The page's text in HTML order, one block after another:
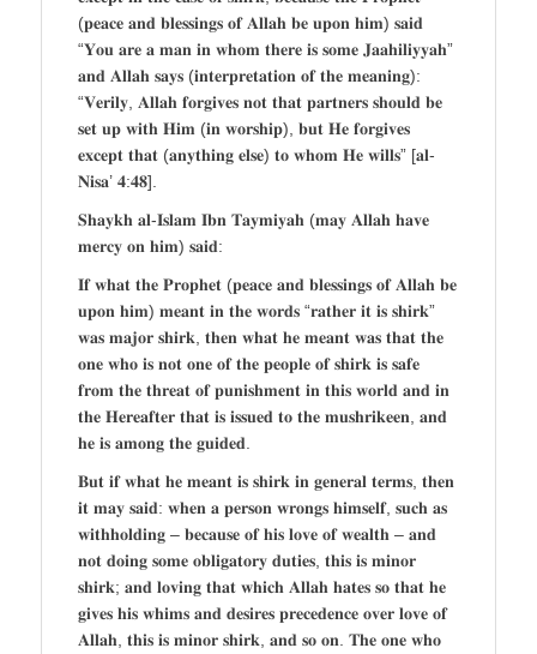
(𝐩𝐞𝐚𝐜𝐞 𝐚𝐧𝐝 𝐛𝐥𝐞𝐬𝐬𝐢𝐧𝐠𝐬 𝐨𝐟 𝐀𝐥𝐥𝐚𝐡 𝐛𝐞 𝐮𝐩𝐨𝐧 𝐡𝐢𝐦) 𝐬𝐚𝐢𝐝
“𝐘𝐨𝐮 𝐚𝐫𝐞 𝐚 𝐦𝐚𝐧 𝐢𝐧 𝐰𝐡𝐨𝐦 𝐭𝐡𝐞𝐫𝐞 𝐢𝐬 𝐬𝐨𝐦𝐞 𝐉𝐚𝐚𝐡𝐢𝐥𝐢𝐲𝐲𝐚𝐡”
𝐚𝐧𝐝 𝐀𝐥𝐥𝐚𝐡 𝐬𝐚𝐲𝐬 (𝐢𝐧𝐭𝐞𝐫𝐩𝐫𝐞𝐭𝐚𝐭𝐢𝐨𝐧 𝐨𝐟 𝐭𝐡𝐞 𝐦𝐞𝐚𝐧𝐢𝐧𝐠):
“𝐕𝐞𝐫𝐢𝐥𝐲, 𝐀𝐥𝐥𝐚𝐡 𝐟𝐨𝐫𝐠𝐢𝐯𝐞𝐬 𝐧𝐨𝐭 𝐭𝐡𝐚𝐭 𝐩𝐚𝐫𝐭𝐧𝐞𝐫𝐬 𝐬𝐡𝐨𝐮𝐥𝐝 𝐛𝐞
𝐬𝐞𝐭 𝐮𝐩 𝐰𝐢𝐭𝐡 𝐇𝐢𝐦 (𝐢𝐧 𝐰𝐨𝐫𝐬𝐡𝐢𝐩), 𝐛𝐮𝐭 𝐇𝐞 𝐟𝐨𝐫𝐠𝐢𝐯𝐞𝐬
𝐞𝐱𝐜𝐞𝐩𝐭 𝐭𝐡𝐚𝐭 (𝐚𝐧𝐲𝐭𝐡𝐢𝐧𝐠 𝐞𝐥𝐬𝐞) 𝐭𝐨 𝐰𝐡𝐨𝐦 𝐇𝐞 𝐰𝐢𝐥𝐥𝐬” [𝐚𝐥-
𝐍𝐢𝐬𝐚’ 𝟒:𝟒𝟖].
𝐒𝐡𝐚𝐲𝐤𝐡 𝐚𝐥-𝐈𝐬𝐥𝐚𝐦 𝐈𝐛𝐧 𝐓𝐚𝐲𝐦𝐢𝐲𝐚𝐡 (𝐦𝐚𝐲 𝐀𝐥𝐥𝐚𝐡 𝐡𝐚𝐯𝐞
𝐦𝐞𝐫𝐜𝐲 𝐨𝐧 𝐡𝐢𝐦) 𝐬𝐚𝐢𝐝:
𝐈𝐟 𝐰𝐡𝐚𝐭 𝐭𝐡𝐞 𝐏𝐫𝐨𝐩𝐡𝐞𝐭 (𝐩𝐞𝐚𝐜𝐞 𝐚𝐧𝐝 𝐛𝐥𝐞𝐬𝐬𝐢𝐧𝐠𝐬 𝐨𝐟 𝐀𝐥𝐥𝐚𝐡 𝐛𝐞
𝐮𝐩𝐨𝐧 𝐡𝐢𝐦) 𝐦𝐞𝐚𝐧𝐭 𝐢𝐧 𝐭𝐡𝐞 𝐰𝐨𝐫𝐝𝐬 “𝐫𝐚𝐭𝐡𝐞𝐫 𝐢𝐭 𝐢𝐬 𝐬𝐡𝐢𝐫𝐤”
𝐰𝐚𝐬 𝐦𝐚𝐣𝐨𝐫 𝐬𝐡𝐢𝐫𝐤, 𝐭𝐡𝐞𝐧 𝐰𝐡𝐚𝐭 𝐡𝐞 𝐦𝐞𝐚𝐧𝐭 𝐰𝐚𝐬 𝐭𝐡𝐚𝐭 𝐭𝐡𝐞
𝐨𝐧𝐞 𝐰𝐡𝐨 𝐢𝐬 𝐧𝐨𝐭 𝐨𝐧𝐞 𝐨𝐟 𝐭𝐡𝐞 𝐩𝐞𝐨𝐩𝐥𝐞 𝐨𝐟 𝐬𝐡𝐢𝐫𝐤 𝐢𝐬 𝐬𝐚𝐟𝐞
𝐟𝐫𝐨𝐦 𝐭𝐡𝐞 𝐭𝐡𝐫𝐞𝐚𝐭 𝐨𝐟 𝐩𝐮𝐧𝐢𝐬𝐡𝐦𝐞𝐧𝐭 𝐢𝐧 𝐭𝐡𝐢𝐬 𝐰𝐨𝐫𝐥𝐝 𝐚𝐧𝐝 𝐢𝐧
𝐭𝐡𝐞 𝐇𝐞𝐫𝐞𝐚𝐟𝐭𝐞𝐫 𝐭𝐡𝐚𝐭 𝐢𝐬 𝐢𝐬𝐬𝐮𝐞𝐝 𝐭𝐨 𝐭𝐡𝐞 𝐦𝐮𝐬𝐡𝐫𝐢𝐤𝐞𝐞𝐧, 𝐚𝐧𝐝
𝐡𝐞 𝐢𝐬 𝐚𝐦𝐨𝐧𝐠 𝐭𝐡𝐞 𝐠𝐮𝐢𝐝𝐞𝐝.
𝐁𝐮𝐭 𝐢𝐟 𝐰𝐡𝐚𝐭 𝐡𝐞 𝐦𝐞𝐚𝐧𝐭 𝐢𝐬 𝐬𝐡𝐢𝐫𝐤 𝐢𝐧 𝐠𝐞𝐧𝐞𝐫𝐚𝐥 𝐭𝐞𝐫𝐦𝐬, 𝐭𝐡𝐞𝐧
𝐢𝐭 𝐦𝐚𝐲 𝐬𝐚𝐢𝐝: 𝐰𝐡𝐞𝐧 𝐚 𝐩𝐞𝐫𝐬𝐨𝐧 𝐰𝐫𝐨𝐧𝐠𝐬 𝐡𝐢𝐦𝐬𝐞𝐥𝐟, 𝐬𝐮𝐜𝐡 𝐚𝐬
𝐰𝐢𝐭𝐡𝐡𝐨𝐥𝐝𝐢𝐧𝐠 – 𝐛𝐞𝐜𝐚𝐮𝐬𝐞 𝐨𝐟 𝐡𝐢𝐬 𝐥𝐨𝐯𝐞 𝐨𝐟 𝐰𝐞𝐚𝐥𝐭𝐡 – 𝐚𝐧𝐝
𝐧𝐨𝐭 𝐝𝐨𝐢𝐧𝐠 𝐬𝐨𝐦𝐞 𝐨𝐛𝐥𝐢𝐠𝐚𝐭𝐨𝐫𝐲 𝐝𝐮𝐭𝐢𝐞𝐬, 𝐭𝐡𝐢𝐬 𝐢𝐬 𝐦𝐢𝐧𝐨𝐫
𝐬𝐡𝐢𝐫𝐤; 𝐚𝐧𝐝 𝐥𝐨𝐯𝐢𝐧𝐠 𝐭𝐡𝐚𝐭 𝐰𝐡𝐢𝐜𝐡 𝐀𝐥𝐥𝐚𝐡 𝐡𝐚𝐭𝐞𝐬 𝐬𝐨 𝐭𝐡𝐚𝐭 𝐡𝐞
𝐠𝐢𝐯𝐞𝐬 𝐡𝐢𝐬 𝐰𝐡𝐢𝐦𝐬 𝐚𝐧𝐝 𝐝𝐞𝐬𝐢𝐫𝐞𝐬 𝐩𝐫𝐞𝐜𝐞𝐝𝐞𝐧𝐜𝐞 𝐨𝐯𝐞𝐫 𝐥𝐨𝐯𝐞 𝐨𝐟
𝐀𝐥𝐥𝐚𝐡, 𝐭𝐡𝐢𝐬 𝐢𝐬 𝐦𝐢𝐧𝐨𝐫 𝐬𝐡𝐢𝐫𝐤, 𝐚𝐧𝐝 𝐬𝐨 𝐨𝐧. 𝐓𝐡𝐞 𝐨𝐧𝐞 𝐰𝐡𝐨